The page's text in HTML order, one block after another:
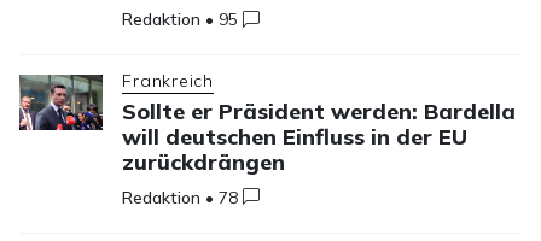
Redaktion • 95
Frankreich
Sollte er Präsident werden: Bardella
will deutschen Einfluss in der EU
zurückdrängen
Redaktion •78